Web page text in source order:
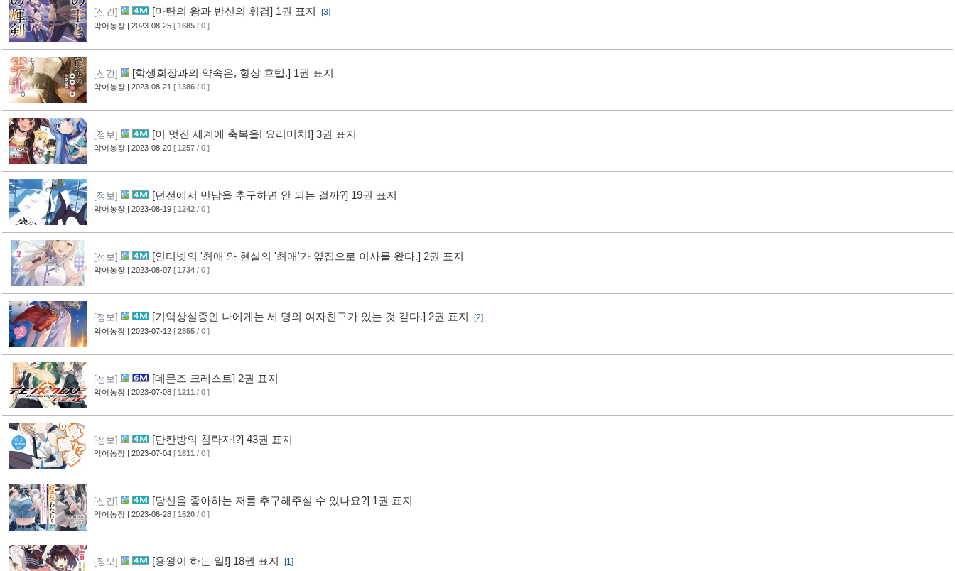
[신간] [마탄의 왕과 반신의 휘검] 1권 표지 [3]
악어농장 | 2023-08-25 [ 1685 / 0 ]
[신간] [학생회장과의 약속은, 항상 호텔.] 1권 표지
악어농장 | 2023-08-21 [ 1386 / 0 ]
[정보] [이 멋진 세계에 축복을! 요리미치!] 3권 표지
악어농장 | 2023-08-20 [ 1257 / 0 ]
[정보] [던전에서 만남을 추구하면 안 되는 걸까?] 19권 표지
악어농장 | 2023-08-19 [ 1242 / 0 ]
[정보] [인터넷의 '최애'와 현실의 '최애'가 옆집으로 이사를 왔다.] 2권 표지
악어농장 | 2023-08-07 [ 1734 / 0 ]
[정보] [기억상실증인 나에게는 세 명의 여자친구가 있는 것 같다.] 2권 표지 [2]
악어농장 | 2023-07-12 [ 2855 / 0 ]
[정보] [데몬즈 크레스트] 2권 표지
악어농장 | 2023-07-08 [ 1211 / 0 ]
[정보] [단칸방의 침략자!?] 43권 표지
악어농장 | 2023-07-04 [ 1811 / 0 ]
[신간] [당신을 좋아하는 저를 추구해주실 수 있나요?] 1권 표지
악어농장 | 2023-06-28 [ 1520 / 0 ]
[정보] [용왕이 하는 일!] 18권 표지 [1]